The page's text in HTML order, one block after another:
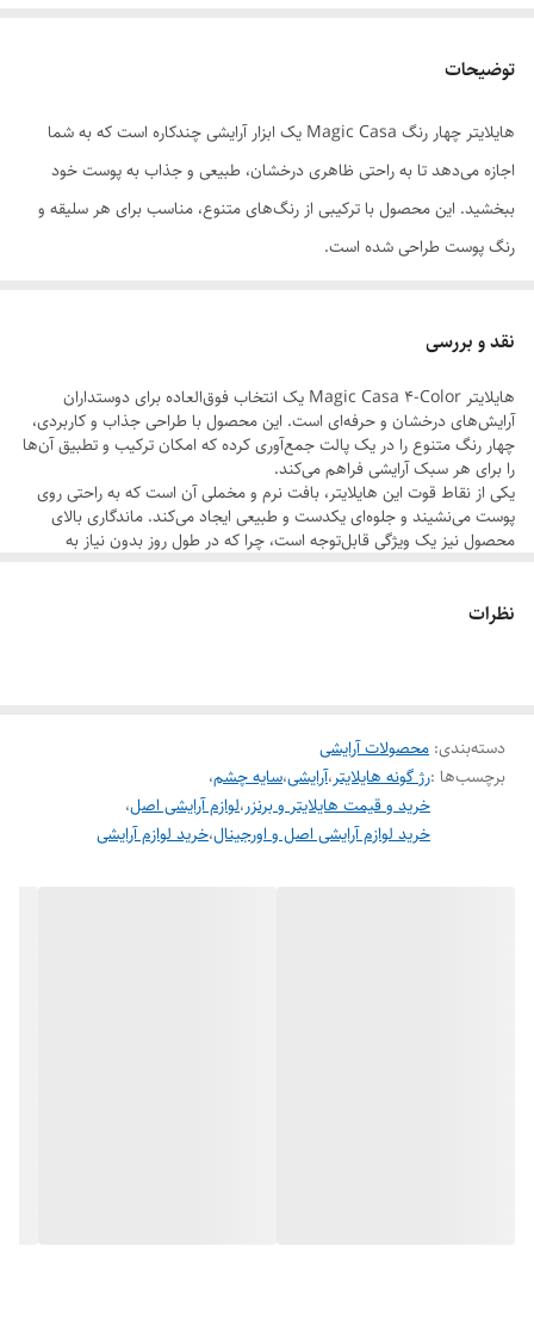
توضیحات
هایلایتر چهار رنگ Magic Casa یک ابزار آرایشی چندکاره است که به شما
اجازه می‌دهد تا به راحتی ظاهری درخشان، طبیعی و جذاب به پوست خود
ببخشید. این محصول با ترکیبی از رنگ‌های متنوع، مناسب برای هر سلیقه و
رنگ پوست طراحی شده است.
پوست‌ها و موقعیت‌ها مناسب هستند.
بافت نرم و ابریشمی: به راحتی روی پوست می‌نشیند و ظاهری یکنواخت و
بدون لکه ایجاد می‌کند.
دوام بالا: ماندگاری طولانی مدت بدون محو شدن در طول روز.
چندکاره: مناسب برای برجسته کردن گونه‌ها، پلک‌ها، بینی و هر نقطه‌ای که
نیاز به درخشندگی دارد.
دوستدار پوست: فاقد پارابن و ترکیبات مضر، مناسب برای پوست‌های
این هایلایتر انتخابی عالی برای درخشندگی طبیعی و بی‌نقص در آرایش روزانه و
حرفه‌ای است.
نقد و بررسی
هایلایتر Magic Casa 4-Color یک انتخاب فوق‌العاده برای دوستداران
آرایش‌های درخشان و حرفه‌ای است. این محصول با طراحی جذاب و کاربردی،
چهار رنگ متنوع را در یک پالت جمع‌آوری کرده که امکان ترکیب و تطبیق آن‌ها
را برای هر سبک آرایشی فراهم می‌کند.
یکی از نقاط قوت این هایلایتر، بافت نرم و مخملی آن است که به راحتی روی
پوست می‌نشیند و جلوه‌ای یکدست و طبیعی ایجاد می‌کند. ماندگاری بالای
محصول نیز یک ویژگی قابل‌توجه است، چرا که در طول روز بدون نیاز به
پوست‌ها، حتی پوست‌های حساس، مناسب است. بسته‌بندی شیک و قابل
The Magic Casa 4-Color Highlighter is a must-have for those
who love radiant and professional makeup. This versatile
palette features four blendable shades, perfect for various
styles and skin tones.
Its soft, velvety texture ensures smooth application and a
نظرات
دسته‌بندی: محصولات آرایشی
برچسب‌ها :رژ گونه هایلایتر،آرایشی،سایه چشم،
خرید و قیمت هایلایتر و برنزر،لوازم آرایشی اصل،
خرید لوازم آرایشی اصل و اورجینال،خرید لوازم آرایشی